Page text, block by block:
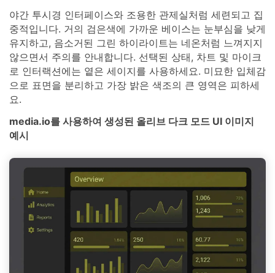
야간 투시경 인터페이스와 조용한 관제실처럼 세련되고 집
중적입니다. 거의 검은색에 가까운 베이스는 눈부심을 낮게
유지하고, 음소거된 그린 하이라이트는 네온처럼 느껴지지
않으면서 주의를 안내합니다. 선택된 상태, 차트 및 마이크
로 인터랙션에는 옅은 세이지를 사용하세요. 미묘한 입체감
으로 표면을 분리하고 가장 밝은 색조의 큰 영역은 피하세
요.
media.io를 사용하여 생성된 올리브 다크 모드 UI 이미지
예시